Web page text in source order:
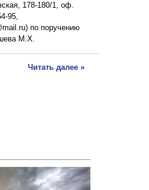
178-180/1, оф.
95,
по поручению
М.Х.
Читать далее »